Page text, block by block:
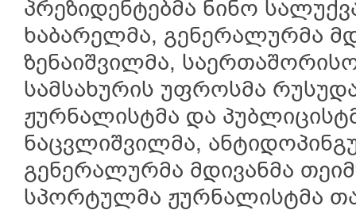
პრეზიდენტებმა ნინო
ხაბარელმა, გენერალურმა
ზენაიშვილმა,
სამსახურის უფროსმა
ჟურნალისტმა და
ნაცვლიშვილმა,
გენერალურმა მდივანმა
სპორტულმა ჟურნალისტმა